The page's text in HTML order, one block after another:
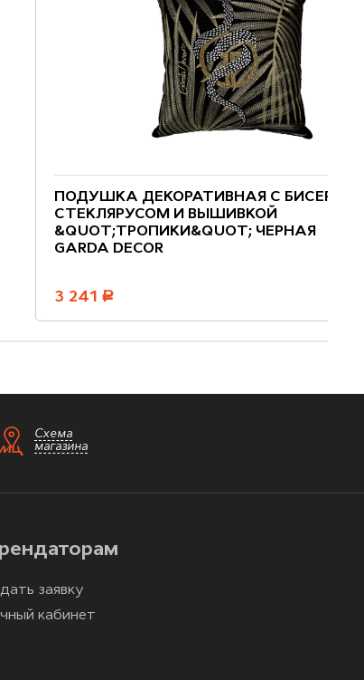
ПОДУШКА ДЕКОРАТИВНАЯ С БИСЕРОМ,
СТЕКЛЯРУСОМ И ВЫШИВКОЙ
&QUOT;ТРОПИКИ&QUOT; ЧЕРНАЯ
GARDA DECOR
3 241 руб.
Схема
магазина
заявку
кабинет